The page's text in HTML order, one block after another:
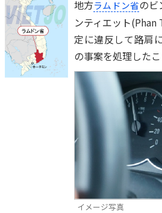
地方ラムドン省のビ
ンティエット
定に違反して路肩
の事案を処理したこ
イメージ写真